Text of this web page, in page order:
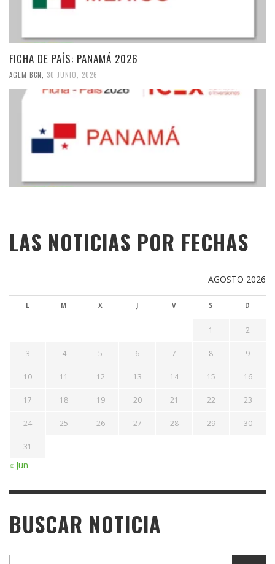
FICHA DE PAÍS: PANAMÁ 2026
AGEM BCN 30 JUNIO, 2026
LAS NOTICIAS POR FECHAS
AGOSTO 2026
L M X J V S D
1 2
3 4 5 6 7 8 9
10 11 12 13 14 15 16
17 18 19 20 21 22 23
24 25 26 27 28 29 30
31
« Jun
BUSCAR NOTICIA